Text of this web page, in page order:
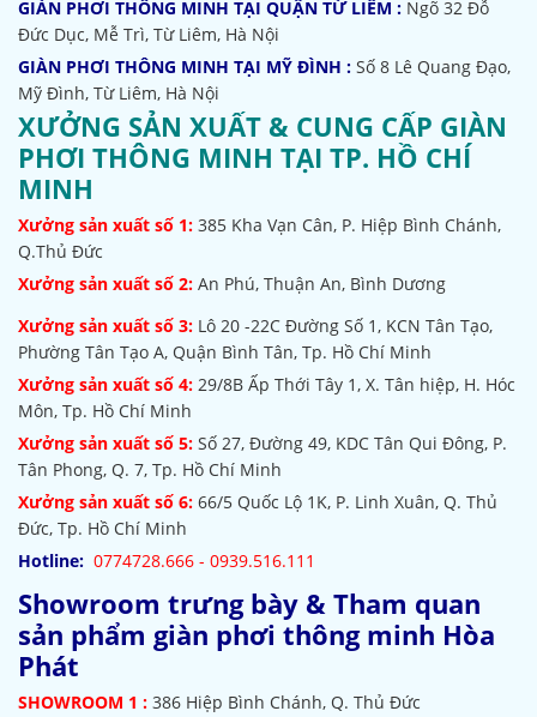
GIÀN PHƠI THÔNG MINH TẠI QUẬN TỪ LIÊM : Ngõ 32 Đỗ
Đức Dục, Mễ Trì, Từ Liêm, Hà Nội
GIÀN PHƠI THÔNG MINH TẠI MỸ ĐÌNH : Số 8 Lê Quang Đạo,
Mỹ Đình, Từ Liêm, Hà Nội
XƯỞNG SẢN XUẤT & CUNG CẤP GIÀN
PHƠI THÔNG MINH TẠI TP. HỒ CHÍ
MINH
Xưởng sản xuất số 1: 385 Kha Vạn Cân, P. Hiệp Bình Chánh,
Q.Thủ Đức
Xưởng sản xuất số 2: An Phú, Thuận An, Bình Dương
Xưởng sản xuất số 3: Lô 20 -22C Đường Số 1, KCN Tân Tạo,
Phường Tân Tạo A, Quận Bình Tân, Tp. Hồ Chí Minh
Xưởng sản xuất số 4: 29/8B Ấp Thới Tây 1, X. Tân hiệp, H. Hóc
Môn, Tp. Hồ Chí Minh
Xưởng sản xuất số 5: Số 27, Đường 49, KDC Tân Qui Đông, P.
Tân Phong, Q. 7, Tp. Hồ Chí Minh
Xưởng sản xuất số 6: 66/5 Quốc Lộ 1K, P. Linh Xuân, Q. Thủ
Đức, Tp. Hồ Chí Minh
Hotline: 0774728.666 - 0939.516.111
Showroom trưng bày & Tham quan
sản phẩm giàn phơi thông minh Hòa
Phát
SHOWROOM 1 : 386 Hiệp Bình Chánh, Q. Thủ Đức